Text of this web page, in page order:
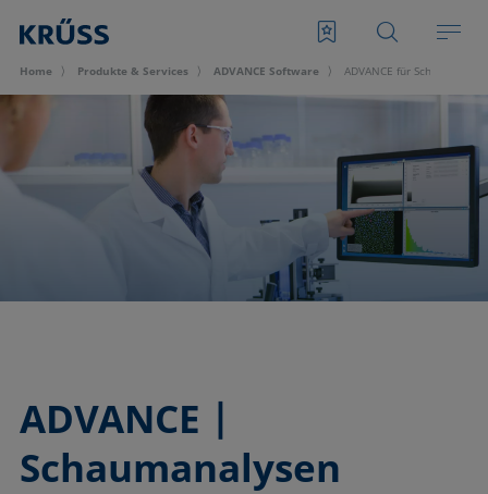
Home Produkte & Services ADVANCE Software ADVANCE für
ADVANCE |
Schaumanalysen